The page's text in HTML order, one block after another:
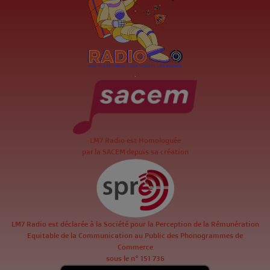
.
LM7 Radio est Homologuée
par la SACEM depuis sa création
LM7 Radio est déclarée à la Société pour la Perception de la Rémunération
Equitable de la Communication au Public des Phonogrammes de
Commerce
sous le n° 151 736